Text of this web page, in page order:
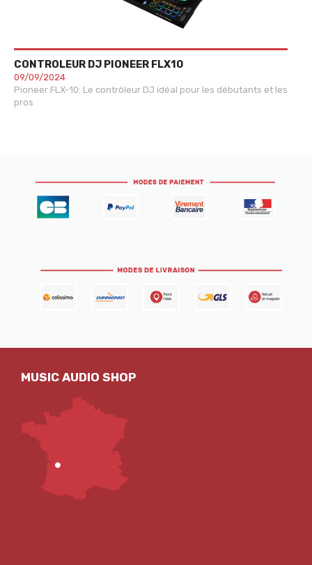
CONTROLEUR DJ PIONEER FLX10
09/09/2024
Pioneer FLX-10: Le contrôleur DJ idéal pour les débutants et les
pros